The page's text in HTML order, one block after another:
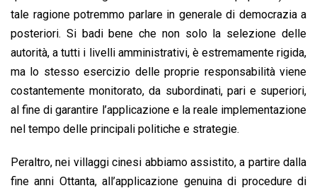
tale ragione potremmo parlare in generale di democrazia a
posteriori. Si badi bene che non solo la selezione delle
autorità, a tutti i livelli amministrativi, è estremamente rigida,
ma lo stesso esercizio delle proprie responsabilità viene
costantemente monitorato, da subordinati, pari e superiori,
al fine di garantire l’applicazione e la reale implementazione
nel tempo delle principali politiche e strategie.
Peraltro, nei villaggi cinesi abbiamo assistito, a partire dalla
fine anni Ottanta, all’applicazione genuina di procedure di